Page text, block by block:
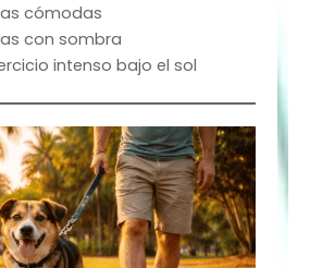
cómodas
con sombra
intenso bajo el sol